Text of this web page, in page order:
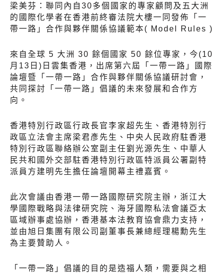
梁美芬：聯同內自30多個國家的專家顧問及五大洲
的國際化學者在香港前終審法院大樓一同發佈「一
帶一路」合作與夥伴關係協議範本( Model Rules )
來⾃全球 5 ⼤洲 30 餘個國家 50 餘位專家，今(10
月13日)日雲集香港，出席第六屆「一帶一路」國際
論壇暨「一帶一路」合作與夥伴關係協議研討會，
共同探討「⼀帶⼀路」倡議的未來發展和合作⽅
向。
香港特別行政區行政長官李家超先生、香港特別行
政區立法會主席梁君彥先生、中央人民政府駐香港
特別行政區聯絡辦公室副主任劉光源先生、中華人
民共和國外交部駐香港特別行政區特派員公署副特
派員方建明先生擔任論壇開幕主禮嘉賓。
此次會議由香港一帶一路國際研究院主辦，浙江大
學國際戰略與法律研究院、海牙國際私法會議亞太
區域辦事處協辦，香港基本法教育協會鼎力支持，
並由旭日集團有限公司副董事長兼總經理楊勳先生
為主要贊助人。
「一帶一路」倡議的目的是造福人類，需要與之相